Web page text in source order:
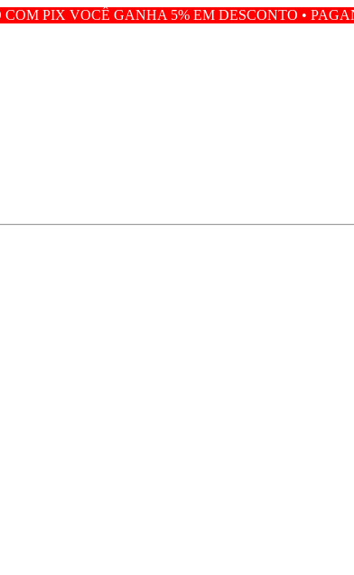
5% EM DESCONTO • PAGANDO COM PIX